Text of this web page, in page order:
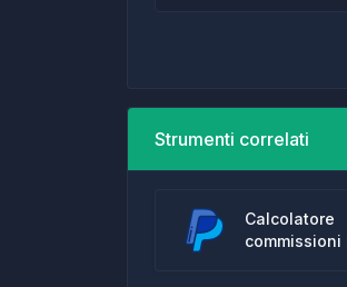
Strumenti correlati
Calcolatore
commissioni